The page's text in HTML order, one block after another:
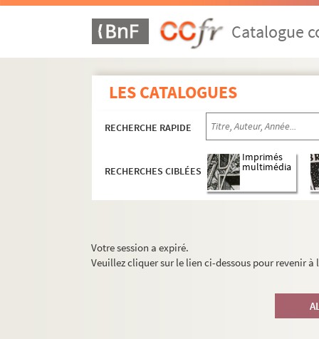
Catalogue
LES CATALOGUES
RECHERCHE RAPIDE
RECHERCHES CIBLÉES
Imprimés
multimédia
Votre session a expiré.
Veuillez cliquer sur le lien ci-dessous pour revenir